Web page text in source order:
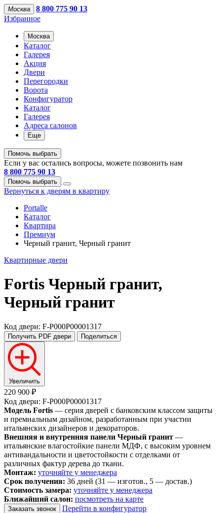
Москва
8 800 775 90 13
Избранное
Москва
Каталог
Галерея
Акция
Двери
Перегородки
Ворота
Конфигуратор
Каталог
Галерея
Адреса салонов
Еще
Помочь выбрать
Если у вас остались вопросы, можете позвонить нам
8 800 775 90 13
Помочь выбрать
Вернуться к дверям в квартиру
Portalle
Каталог
Квартира
Премиум
Черный гранит, Черный гранит
Квартирные двери
Fortis Черный гранит,
Черный гранит
Код двери: F-P000P00001317
Получить PDF двери Поделиться
Увеличить
220 900 ₽
Код двери: F-P000P00001317
Модель Fortis — серия дверей с банковским классом защиты
и премиальным дизайном, разработанным при участии
итальянских дизайнеров и декораторов.
Внешняя и внутренняя панели Черный гранит —
итальянские влагостойкие панели МДФ, с высоким уровнем
антивандальности и цветостойкости с отделками от
различных фактур дерева до ткани.
Монтаж: уточняйте у менеджера
Срок получения: 36 дней (31 — изготов., 5 — достав.)
Стоимость замера: уточняйте у менеджера
Ближайший салон: посмотреть на карте
Заказать звонок
Перейти в конфигуратор